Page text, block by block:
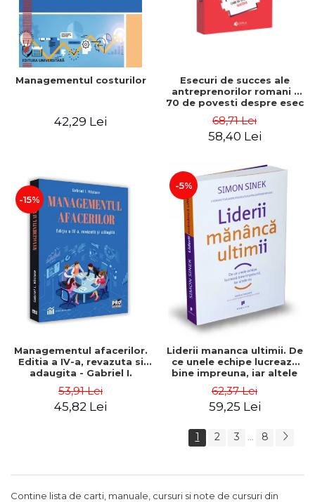
Managementul costurilor
42,29 Lei
Esecuri de succes ale
antreprenorilor romani -
70 de povesti despre esec
68,71 Lei
58,40 Lei
-15%
Managementul afacerilor.
Editia a IV-a, revazuta si
adaugita - Gabriel I.
53,91 Lei
45,82 Lei
-5%
Liderii mananca ultimii. De
ce unele echipe lucreaza
bine impreuna, iar altele
Sinek
62,37 Lei
59,25 Lei
1 2 3 ... 8
Contine lista de carti, manuale, cursuri si note de cursuri din